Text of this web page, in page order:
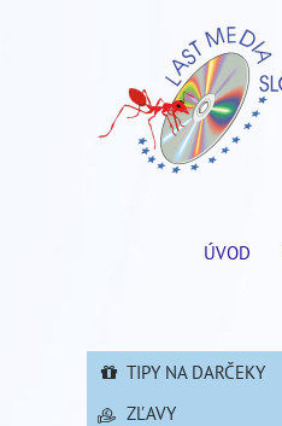
ÚVOD
TIPY NA DARČEKY
ZĽAVY